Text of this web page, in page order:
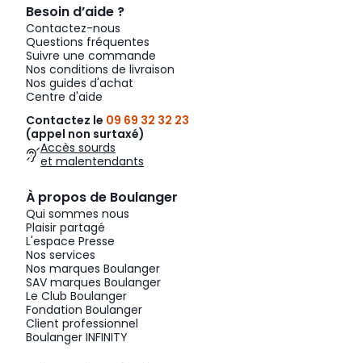
Besoin d’aide ?
Contactez-nous
Questions fréquentes
Suivre une commande
Nos conditions de livraison
Nos guides d'achat
Centre d'aide
Contactez le 09 69 32 32 23
(appel non surtaxé)
Accès sourds
et malentendants
À propos de Boulanger
Qui sommes nous
Plaisir partagé
L'espace Presse
Nos services
Nos marques Boulanger
SAV marques Boulanger
Le Club Boulanger
Fondation Boulanger
Client professionnel
Boulanger INFINITY